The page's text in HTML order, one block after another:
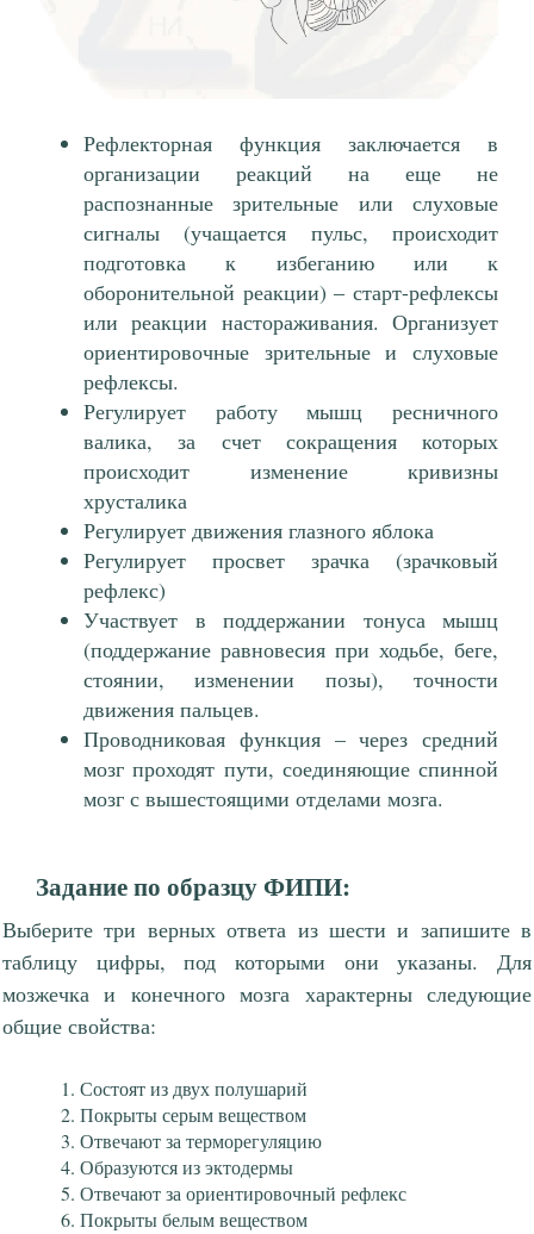
Рефлекторная функция заключается в
организации реакций на еще не
распознанные зрительные или слуховые
сигналы (учащается пульс, происходит
подготовка к избеганию или к
оборонительной реакции) ‒ старт-рефлексы
или реакции настораживания. Организует
ориентировочные зрительные и слуховые
рефлексы.
Регулирует работу мышц ресничного
валика, за счет сокращения которых
происходит изменение кривизны
хрусталика
Регулирует движения глазного яблока
Регулирует просвет зрачка (зрачковый
рефлекс)
Участвует в поддержании тонуса мышц
(поддержание равновесия при ходьбе, беге,
стоянии, изменении позы), точности
движения пальцев.
Проводниковая функция – через средний
мозг проходят пути, соединяющие спинной
мозг с вышестоящими отделами мозга.
Задание по образцу ФИПИ:
Выберите три верных ответа из шести и запишите в
таблицу цифры, под которыми они указаны. Для
мозжечка и конечного мозга характерны следующие
общие свойства:
Состоят из двух полушарий
Покрыты серым веществом
Отвечают за терморегуляцию
Образуются из эктодермы
Отвечают за ориентировочный рефлекс
Покрыты белым веществом